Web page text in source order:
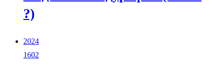
?)
2024
1602